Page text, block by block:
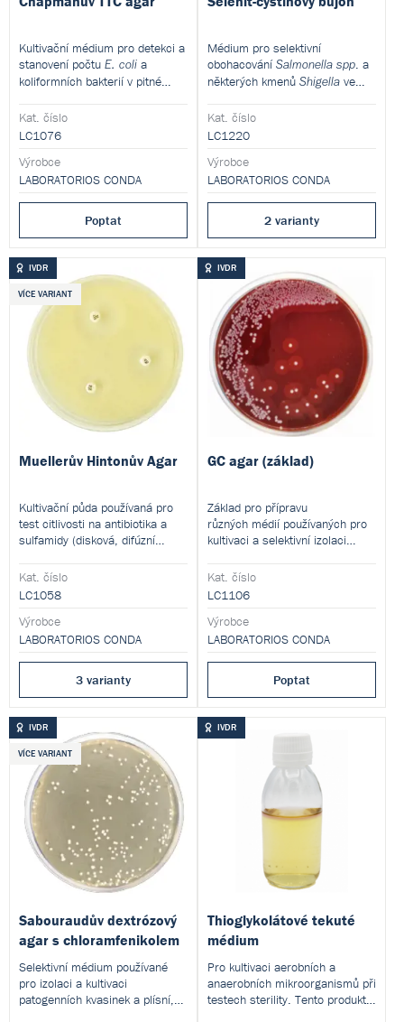
Kultivační médium pro detekci a
stanovení počtu E. coli a
koliformních bakterií v pitné
filtrace. Tento produkt je
dodáván v dehydratované formě
a je určen pro přípravu hotových
kultivačních médií.
Kat. číslo
LC1076
Výrobce
LABORATORIOS CONDA
Poptat
Médium pro selektivní
obohacováníSalmonella spp. a
některých kmenů Shigella ve
vzorků) a dalších hygienicky
významných materiálech. Tento
produkt je dodáván v
dehydratované formě a je určen
pro přípravu hotových
kultivačních médií.
Kat. číslo
LC1220
Výrobce
LABORATORIOS CONDA
2 varianty
IVDR
VÍCE VARIANT
Muellerův Hintonův Agar
Kultivační půda používaná pro
test citlivosti na antibiotika a
sulfamidy (disková, difúzní
primární izolaci neisserií a
dalších patogenů z klinických
vzorků. Tento produkt je
dodáván v dehydratované formě
a je určen pro přípravu hotových
kultivačních médií.
Kat. číslo
LC1058
Výrobce
LABORATORIOS CONDA
3 varianty
IVDR
GC agar (základ)
Základ pro přípravu
různých médií používaných pro
kultivaci a selektivní izolaci
mikroorganizmů, zejména
bakteriíNeisseria gonorrhoeae
aHaemophilus spp..Tento
produkt je dodáván v
dehydratované formě a je určen
pro přípravu hotových
Kat. číslo
LC1106
Výrobce
LABORATORIOS CONDA
Poptat
IVDR
VÍCE VARIANT
Sabouraudův dextrózový
agar s chloramfenikolem
Selektivní médium používané
pro izolaci a kultivaci
patogenních kvasinek a plísní,
IVDR
Thioglykolátové tekuté
médium
Pro kultivaci aerobních a
anaerobních mikroorganismů při
testech sterility. Tento produkt